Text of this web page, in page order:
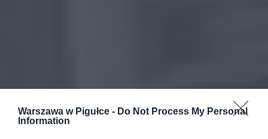
Warszawa w Pigułce - Do Not Process My Personal
Information